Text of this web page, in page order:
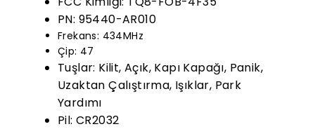
PN: 95440-AR010
Frekans: 434MHz
Çip: 47
Tuşlar: Kilit, Açık, Kapı Kapağı, Panik,
Uzaktan Çalıştırma, Işıklar, Park
Yardımı
Pil: CR2032